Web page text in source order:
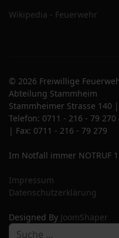
Wikipedia - Feuerwehr
© 2026 Freiwillige
Abteilung Stammheim
Stammheimer Strasse 140
Telefon: 0711 - 216 - 79
| Fax: 0711 - 216 - 79 279
Im Notfall immer NOTRUF
Impressum
Datenschutzerklärung
Designed By JoomShaper